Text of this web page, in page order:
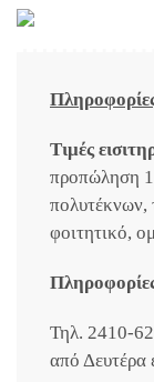
Τιμές
προπώληση
πολυτέκνων,
φοιτητικό,
Τηλ. 2410-
από Δευτέρα